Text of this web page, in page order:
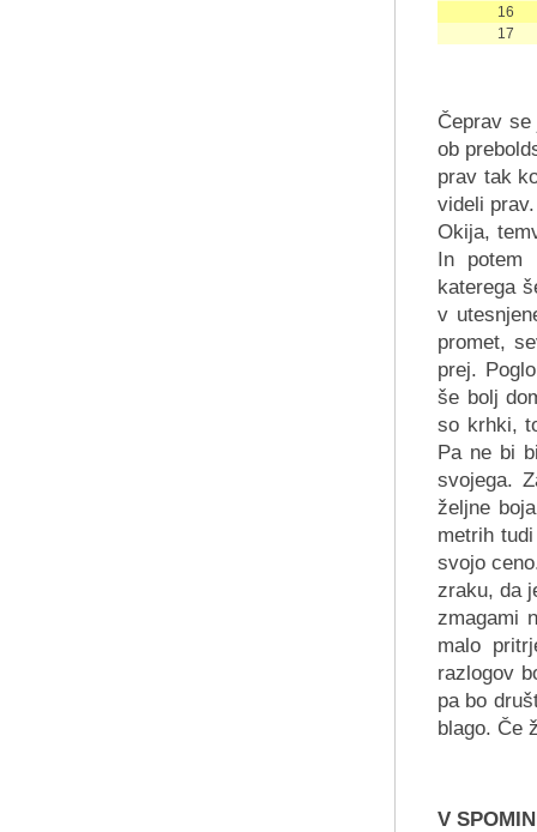
16
17
Čeprav
ob
prav tak
videli
Okija,
In potem
katerega
v
promet,
prej.
še bolj
so krhki,
Pa ne bi
svojega.
željne
metrih
svojo
zraku, da
zmagami
malo
razlogov
pa bo
blago. Če
V